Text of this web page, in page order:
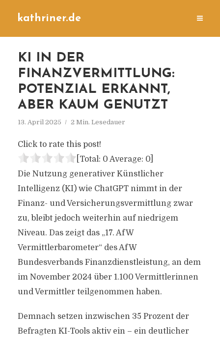
kathriner.de
KI IN DER
FINANZVERMITTLUNG:
POTENZIAL ERKANNT,
ABER KAUM GENUTZT
13. April 2025 2 Min. Lesedauer
Click to rate this post!
[Total: 0 Average: 0]
Die Nutzung generativer Künstlicher
Intelligenz (KI) wie ChatGPT nimmt in der
Finanz- und Versicherungsvermittlung zwar
zu, bleibt jedoch weiterhin auf niedrigem
Niveau. Das zeigt das „17. AfW
Vermittlerbarometer“ des AfW
Bundesverbands Finanzdienstleistung, an dem
im November 2024 über 1.100 Vermittlerinnen
und Vermittler teilgenommen haben.
Demnach setzen inzwischen 35 Prozent der
Befragten KI-Tools aktiv ein – ein deutlicher